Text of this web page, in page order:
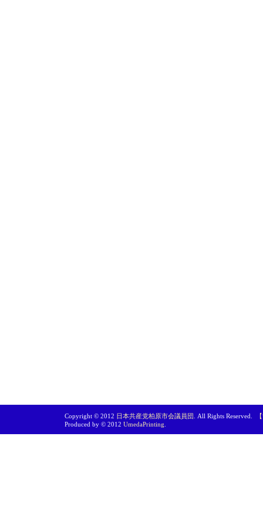
Copyright © 2012 日本共産党柏原市会議員団 . All Rights Reserved.
Produced by © 2012 UmedaPrinting